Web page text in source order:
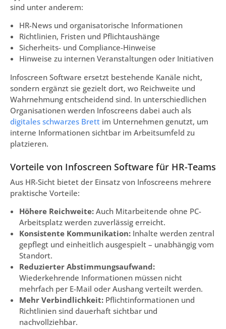
sind unter anderem:
HR-News und organisatorische Informationen
Richtlinien, Fristen und Pflichtaushänge
Sicherheits- und Compliance-Hinweise
Hinweise zu internen Veranstaltungen oder Initiativen
Infoscreen Software ersetzt bestehende Kanäle nicht,
sondern ergänzt sie gezielt dort, wo Reichweite und
Wahrnehmung entscheidend sind. In unterschiedlichen
Organisationen werden Infoscreens dabei auch als
digitales schwarzes Brett im Unternehmen genutzt, um
interne Informationen sichtbar im Arbeitsumfeld zu
platzieren.
Vorteile von Infoscreen Software für HR-Teams
Aus HR-Sicht bietet der Einsatz von Infoscreens mehrere
praktische Vorteile:
Höhere Reichweite: Auch Mitarbeitende ohne PC-
Arbeitsplatz werden zuverlässig erreicht.
Konsistente Kommunikation: Inhalte werden zentral
gepflegt und einheitlich ausgespielt – unabhängig vom
Standort.
Reduzierter Abstimmungsaufwand:
Wiederkehrende Informationen müssen nicht
mehrfach per E-Mail oder Aushang verteilt werden.
Mehr Verbindlichkeit: Pflichtinformationen und
Richtlinien sind dauerhaft sichtbar und
nachvollziehbar.